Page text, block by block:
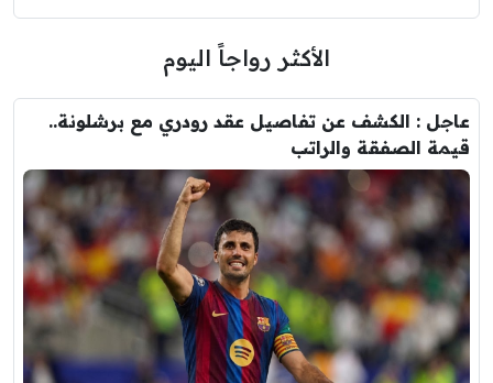
الأكثر رواجاً اليوم
عاجل : الكشف عن تفاصيل عقد رودري مع برشلونة..
قيمة الصفقة والراتب